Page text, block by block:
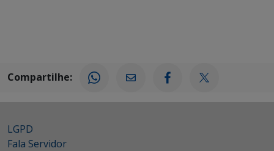
Compartilhe:
LGPD
Fala Servidor